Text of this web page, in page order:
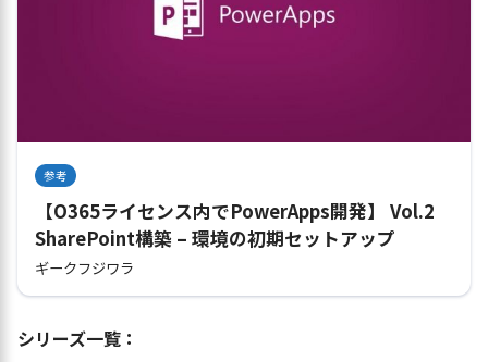
参考
【O365ライセンス内でPowerApps開発】 Vol.2
SharePoint構築 – 環境の初期セットアップ
ギークフジワラ
シリーズ一覧：